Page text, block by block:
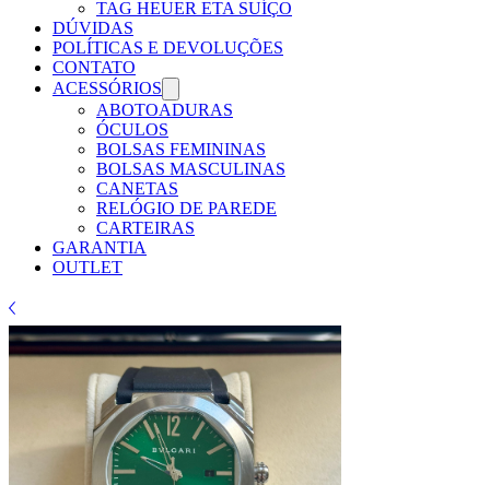
TAG HEUER ETA SUÍÇO
DÚVIDAS
POLÍTICAS E DEVOLUÇÕES
CONTATO
ACESSÓRIOS
ABOTOADURAS
ÓCULOS
BOLSAS FEMININAS
BOLSAS MASCULINAS
CANETAS
RELÓGIO DE PAREDE
CARTEIRAS
GARANTIA
OUTLET